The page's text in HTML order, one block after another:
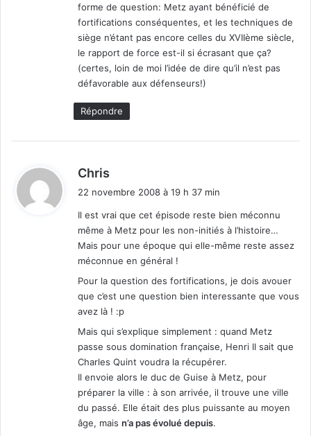
forme de question: Metz ayant bénéficié de
fortifications conséquentes, et les techniques de
siège n’étant pas encore celles du XVIIème siècle,
le rapport de force est-il si écrasant que ça?
(certes, loin de moi l’idée de dire qu’il n’est pas
défavorable aux défenseurs!)
Répondre
Chris
:
22 novembre 2008 à 19 h 37 min
Il est vrai que cet épisode reste bien méconnu
même à Metz pour les non-initiés à l’histoire…
Mais pour une époque qui elle-même reste assez
méconnue en général !
Pour la question des fortifications, je dois avouer
que c’est une question bien interessante que vous
avez là ! :p
Mais qui s’explique simplement : quand Metz
passe sous domination française, Henri II sait que
Charles Quint voudra la récupérer.
Il envoie alors le duc de Guise à Metz, pour
préparer la ville : à son arrivée, il trouve une ville
du passé. Elle était des plus puissante au moyen
âge, mais n’a pas évolué depuis.